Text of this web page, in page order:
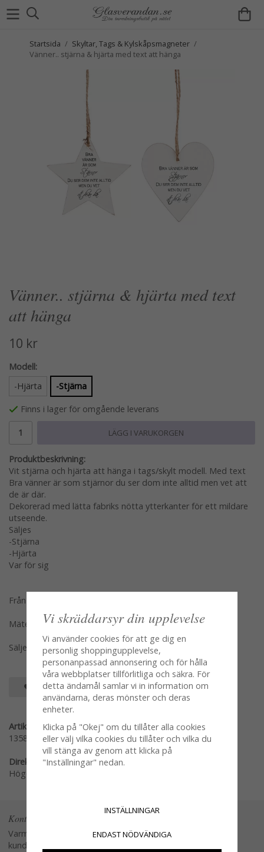
Startsida / Skyltar, Tags & Kylskåpsmagneter /
Vänner.. stjärna & hjärta med text att hänga
Vänner.. stjärna & hjärta med text
att hänga
10 kr
Modell:
-Hjärta
-Stjärna
Finns i lager för omgående leverans
LÄGG I VARUKORGEN
Produktbeskrivning:
Vit stjärna och hjärta att hänga i tags/skylt modell. Med text
Bra vänner är som stjärnor du ser dom inte alltid men vet att
de är där.
Dekorerad med lätta fabriks nötta ytterkanter för ett mildare
utseende.
Säljes
-Stjärna
-Hjärta
Var för sig
Från Different Design
Mäter 9cm
Säljes per styck hjärta & stjärna för sig
SPARA SOM FAVORIT
Artikelnummer:
1358-1
Direktlänk:
Högerklicka och kopiera adressen
Kontakta oss
Varmt välkommen att kontakta vår
kundtjänst.
Vi skräddarsyr din upplevelse
Vi använder cookies för att ge dig en
personlig shoppingupplevelse,
personanpassad annonsering och för hålla
våra webbplatser tillförlitliga och säkra. För
detta ändamål samlar vi in information om
användarna, deras mönster och deras
enheter.
Klicka på "Okej" om du tillåter alla cookies
eller välj vilka cookies du tillåter och vilka du
vill stänga av genom att klicka på
"Inställningar" nedan.
INSTÄLLNINGAR
ENDAST NÖDVÄNDIGA